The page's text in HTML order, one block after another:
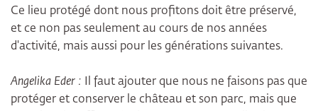
Ce lieu protégé dont nous profitons doit être préservé,
et ce non pas seulement au cours de nos années
d'activité, mais aussi pour les générations suivantes.
Angelika Eder : Il faut ajouter que nous ne faisons pas que
protéger et conserver le château et son parc, mais que